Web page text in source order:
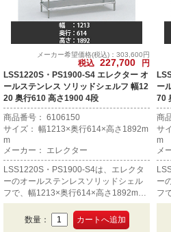
メーカー希望価格(税込)：303,600円
税込 227,700
円
LSS1220S・PS1900-S4 エレクター オ
ールステンレス ソリッドシェルフ 幅12
20 奥行610 高さ1900 4段
商品番号： 6106150
サイズ： 幅1213×奥行614×高さ1892m
m
メーカー： エレクター
LSS1220S・PS1900-S4は、エレクタ
ーのオールステンレスソリッドシェル
フで、幅1213×奥行614×高さ1892mm
の4段です。
数量：
ー
70
商
サ
m
メ
ー
フ
の